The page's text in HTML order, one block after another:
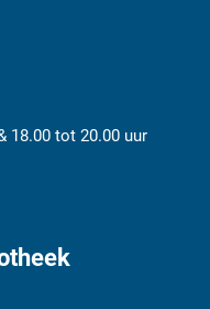
18.00 tot 20.00 uur